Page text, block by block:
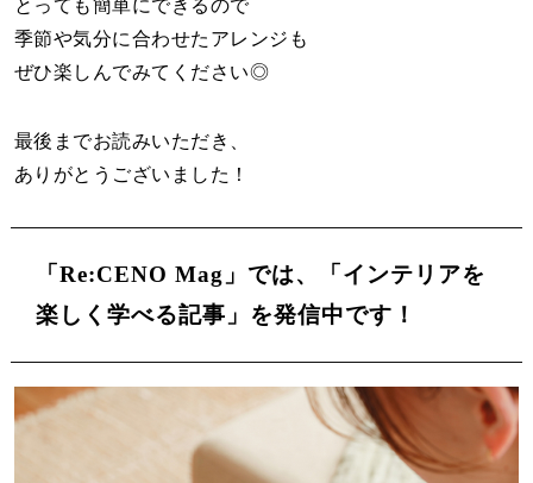
とっても簡単にできるので
季節や気分に合わせたアレンジも
ぜひ楽しんでみてください◎
最後までお読みいただき、
ありがとうございました！
「Re:CENO Mag」では、
「インテリアを
楽しく学べる記事」を発信中です！